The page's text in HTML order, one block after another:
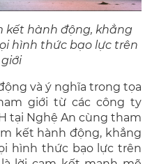
kết hành động, khẳng
hình thức bạo lực trên
giới
và ý nghĩa trong tọa
giới từ các công ty
tại Nghệ An cùng tham
kết hành động, khẳng
hình thức bạo lực trên